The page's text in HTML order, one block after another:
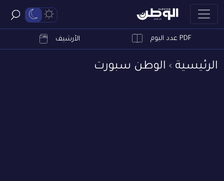
PDF عدد اليوم الأرشيف
الرئيسية الوطن سبورت